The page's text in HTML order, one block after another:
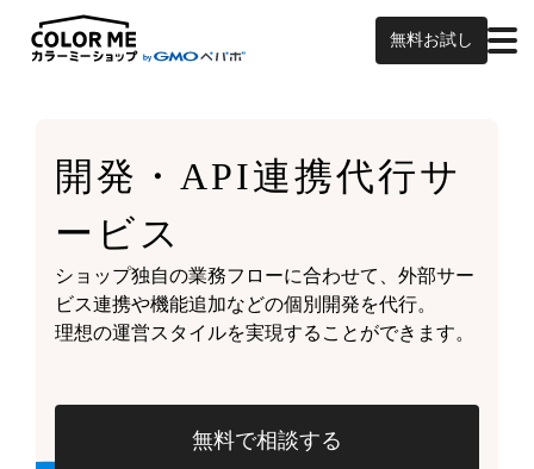
無料お試し
開発・API連携代行サ
ービス
ショップ独自の業務フローに合わせて、外部サー
ビス連携や機能追加などの個別開発を代行。
理想の運営スタイルを実現することができます。
無料で相談する